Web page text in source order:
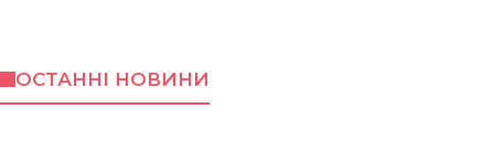
ОСТАННІ НОВИНИ